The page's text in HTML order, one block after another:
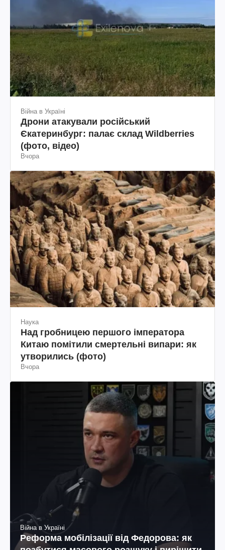
Війна в Україні
Дрони атакували російський
Єкатеринбург: палає склад Wildberries
(фото, відео)
Вчора
Наука
Над гробницею першого імператора
Китаю помітили смертельні випари: як
утворились (фото)
Вчора
Війна в Україні
Реформа мобілізації від Федорова: як